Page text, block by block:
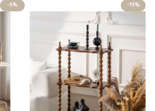
-15%
-5%